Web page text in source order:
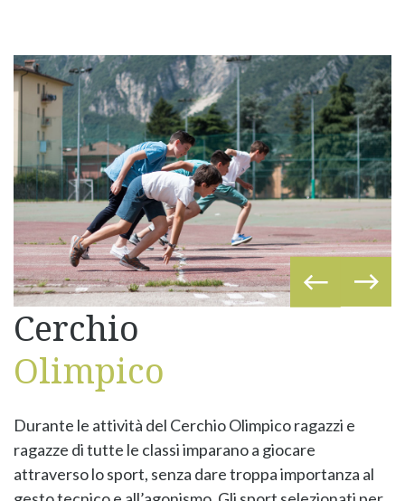
Cerchio
Olimpico
Durante le attività del Cerchio Olimpico ragazzi e
ragazze di tutte le classi imparano a giocare
attraverso lo sport, senza dare troppa importanza al